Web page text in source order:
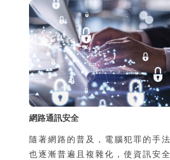
是私用或是經過公司網路管理人
透過手機在陌生的地方使用別人的
可能導致通訊內容被竊聽，第二
使用了惡意的App卻不瞭解其風
致個資外洩，並且可能導致本人手
簡訊功能被盜用，所
網路通訊安全
隨著網路的普及，電腦犯罪的手法
也逐漸普遍且複雜化，使資訊安